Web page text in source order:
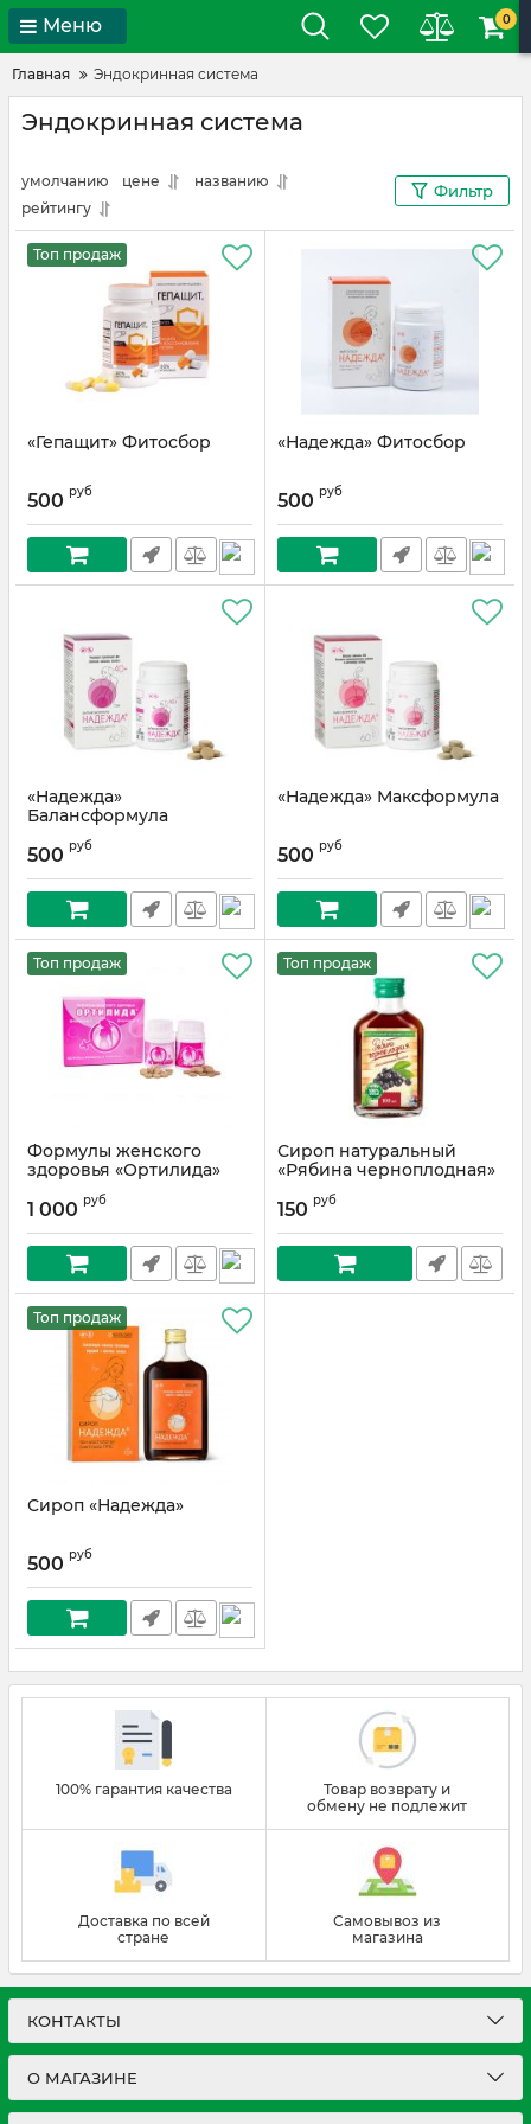
Меню 0
Главная Эндокринная система
Эндокринная система
умолчанию цене
названию
рейтингу
Фильтр
Топ продаж
«Гепащит» Фитосбор
500 руб
«Надежда» Фитосбор
500 руб
«Надежда»
Балансформула
500 руб
«Надежда» Максформула
500 руб
Топ продаж
Формулы женского
здоровья «Ортилида»
1 000 руб
Топ продаж
Сироп натуральный
«Рябина черноплодная»
150 руб
Топ продаж
Сироп «Надежда»
500 руб
100% гарантия качества
Товар возврату и
обмену не подлежит
Доставка по всей
стране
Самовывоз из
магазина
КОНТАКТЫ
О МАГАЗИНЕ